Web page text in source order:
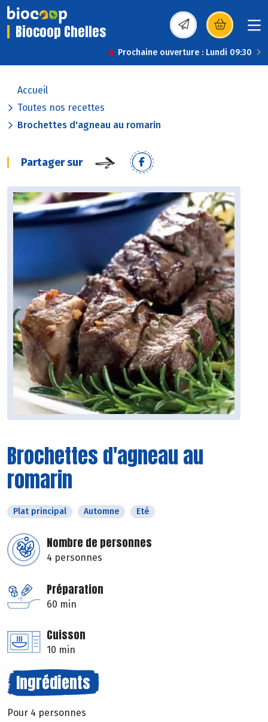
Biocoop Chelles (s’ouvre dans une
Prochaine ouverture : Lundi 09:30
Accueil
Toutes nos recettes
Brochettes d'agneau au romarin
Partager sur
Brochettes d'agneau au
romarin
Plat principal Automne Eté
Nombre de personnes
4 personnes
Préparation
60 min
Cuisson
10 min
Ingrédients
Pour 4 personnes